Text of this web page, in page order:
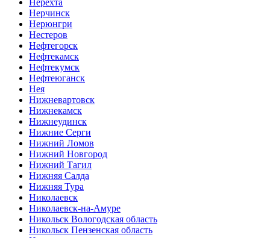
Нерехта
Нерчинск
Нерюнгри
Нестеров
Нефтегорск
Нефтекамск
Нефтекумск
Нефтеюганск
Нея
Нижневартовск
Нижнекамск
Нижнеудинск
Нижние Серги
Нижний Ломов
Нижний Новгород
Нижний Тагил
Нижняя Салда
Нижняя Тура
Николаевск
Николаевск-на-Амуре
Никольск Вологодская область
Никольск Пензенская область